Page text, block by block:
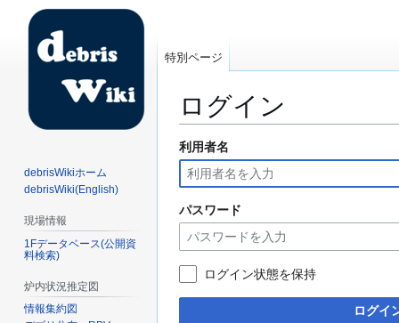
ログイン
ナ
ビ
ゲ
ー
シ
ョ
ン
に
検
索
に
移
動
利用者名
パスワード
ログイン状態を保持
ログイ
特別ページ
debrisWikiホーム
debrisWiki(English)
現場情報
1Fデータベース(公開資
料検索)
炉内状況推定図
情報集約図